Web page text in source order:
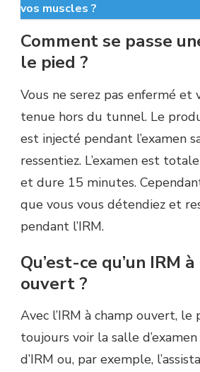
vos muscles ?
Comment se passe
le pied ?
Vous ne serez pas enfermé
tenue hors du tunnel. Le
est injecté pendant l’examen
ressentiez. L’examen est
et dure 15 minutes.
que vous vous détendiez et
pendant l’IRM.
Qu’est-ce qu’un IRM
ouvert ?
Avec l’IRM à champ ouvert,
toujours voir la salle
d’IRM ou, par exemple,